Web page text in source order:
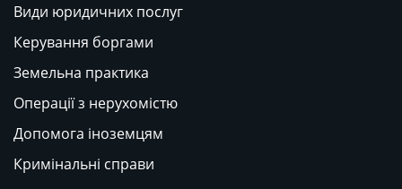
Види юридичних послуг
Керування боргами
Земельна практика
Операції з нерухомістю
Допомога іноземцям
Кримінальні справи